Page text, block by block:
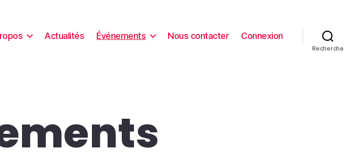
Actualités Événements Nous contacter Connexion
Recherche